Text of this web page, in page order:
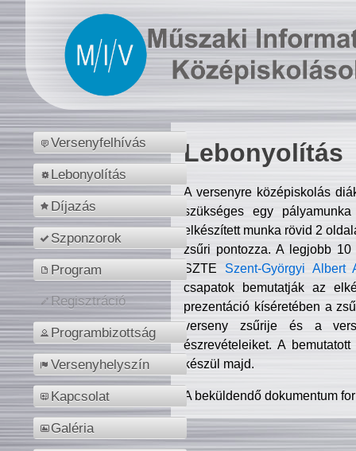
Versenyfelhívás
Lebonyolítás
Díjazás
Szponzorok
Program
Regisztráció
Programbizottság
Versenyhelyszín
Kapcsolat
Galéria
Lebonyolítás
A versenyre középiskolás
szükséges egy
elkészített munka rövid 2
zsűri pontozza. A legjobb
SZTE Szent-Györgyi Albert
csapatok bemutatják az
prezentáció kíséretében a
verseny zsűrije és a
észrevételeiket. A
készül majd.
A beküldendő dokumentum